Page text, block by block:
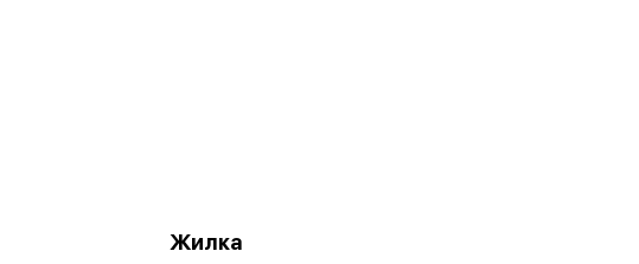
Жилка